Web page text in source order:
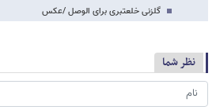
گلزنی خلعتبری برای الوصل /عکس
نظر شما